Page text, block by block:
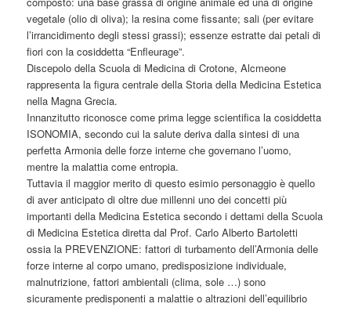
vegetale (olio di oliva); la resina come fissante; sali (per evitare
l’irrancidimento degli stessi grassi); essenze estratte dai petali di
fiori con la cosiddetta “Enfleurage”.
Discepolo della Scuola di Medicina di Crotone, Alcmeone
rappresenta la figura centrale della Storia della Medicina Estetica
nella Magna Grecia.
Innanzitutto riconosce come prima legge scientifica la cosiddetta
ISONOMIA, secondo cui la salute deriva dalla sintesi di una
perfetta Armonia delle forze interne che governano l’uomo,
mentre la malattia come entropia.
Tuttavia il maggior merito di questo esimio personaggio è quello
di aver anticipato di oltre due millenni uno dei concetti più
importanti della Medicina Estetica secondo i dettami della Scuola
di Medicina Estetica diretta dal Prof. Carlo Alberto Bartoletti
ossia la PREVENZIONE: fattori di turbamento dell’Armonia delle
forze interne al corpo umano, predisposizione individuale,
malnutrizione, fattori ambientali (clima, sole …) sono
sicuramente predisponenti a malattie o altrazioni dell’equilibrio